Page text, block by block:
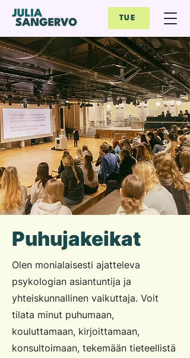
TUE
Puhujakeikat
Olen monialaisesti ajatteleva
psykologian asiantuntija ja
yhteiskunnallinen vaikuttaja. Voit
tilata minut puhumaan,
kouluttamaan, kirjoittamaan,
konsultoimaan, tekemään tieteellistä